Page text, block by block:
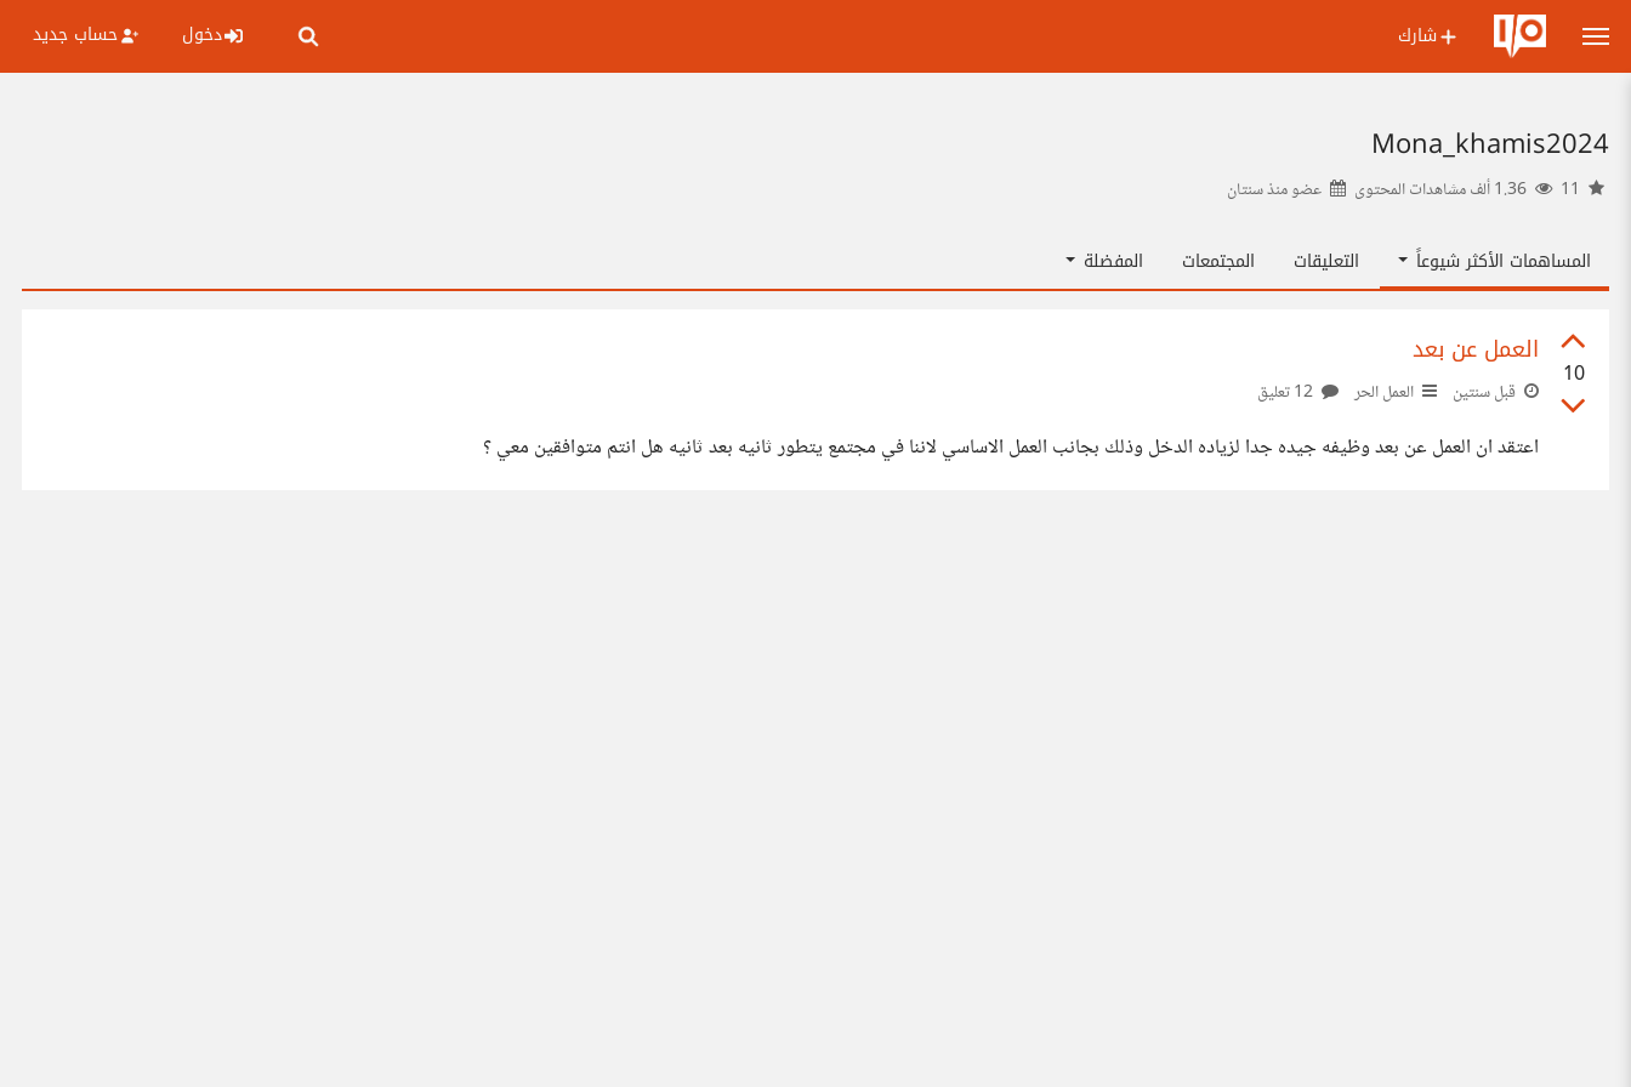
شارك دخول حساب جديد
Mona_khamis2024
عضو منذسنتان
المساهمات الأكثر شيوعاً التعليقات المجتمعات المفضلة
10
العمل عن بعد
قبل سنتين العمل الحر
اعتقد ان العمل عن بعد وظيفه جيده جدا لزياده الدخل وذلك بجانب العمل الاساسي لاننا في مجتمع يتطور ثانيه بعد ثانيه هل انتم متوافقين معي ؟